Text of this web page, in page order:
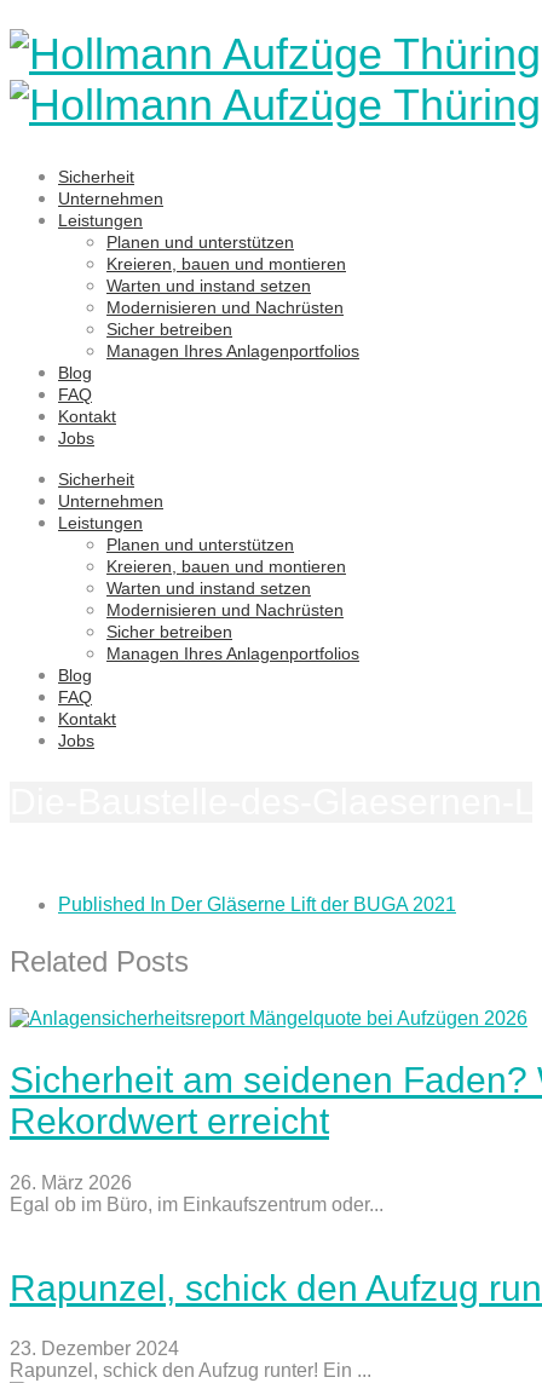
Sicherheit
Unternehmen
Leistungen
Planen und unterstützen
Kreieren, bauen und montieren
Warten und instand setzen
Modernisieren und Nachrüsten
Sicher betreiben
Managen Ihres Anlagenportfolios
Blog
FAQ
Kontakt
Jobs
Sicherheit
Unternehmen
Leistungen
Planen und unterstützen
Kreieren, bauen und montieren
Warten und instand setzen
Modernisieren und Nachrüsten
Sicher betreiben
Managen Ihres Anlagenportfolios
Blog
FAQ
Kontakt
Jobs
Published In Der Gläserne Lift der BUGA 2021
Related Posts
Sicherheit am seidenen
Rekordwert erreicht
26. März 2026
Egal ob im Büro, im Einkaufszentrum oder...
Rapunzel, schick den Aufzug
23. Dezember 2024
Rapunzel, schick den Aufzug runter! Ein ...